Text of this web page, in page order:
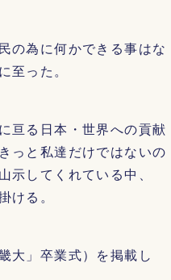
の為に何かできる事はな
った。
亘る日本・世界への貢献
っと私達だけではないの
してくれている中、
る。
大」卒業式）を掲載し